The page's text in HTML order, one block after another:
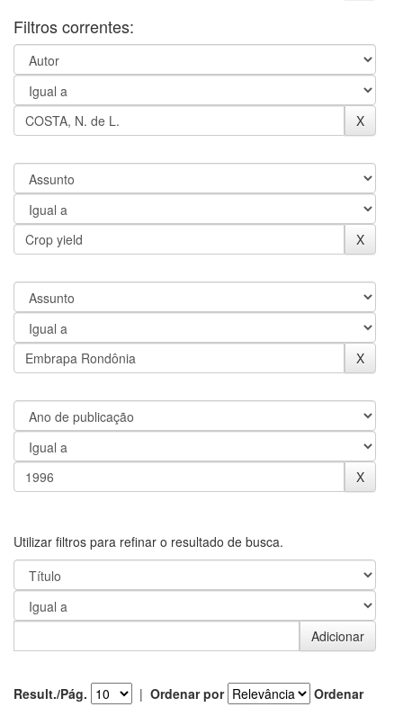
Filtros correntes:
Utilizar filtros para refinar o resultado de busca.
Result./Pág. | Ordenar por
Ordenar